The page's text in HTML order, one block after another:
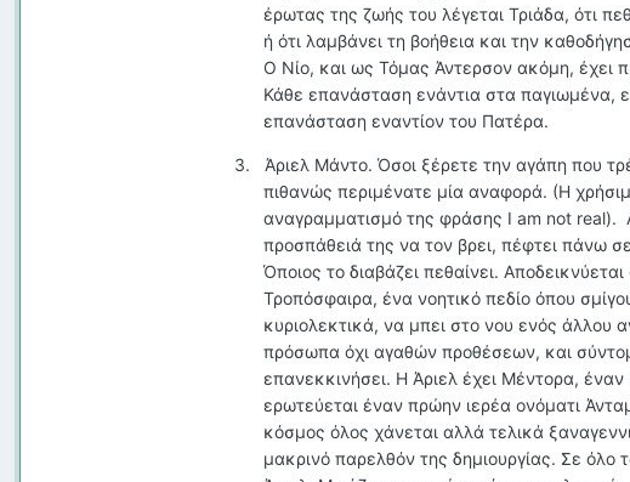
έρωτας της ζωής του λέγεται Τριάδα, ότι
ή ότι λαμβάνει τη βοήθεια και την
Ο Νίο, και ως Τόμας Άντερσον ακόμη, έχει
Κάθε επανάσταση ενάντια στα παγιωμένα,
επανάσταση εναντίον του Πατέρα.
3. Άριελ Μάντο. Όσοι ξέρετε την αγάπη που
πιθανώς περιμένατε μία αναφορά. (Η
αναγραμματισμό της φράσης I am not real).
προσπάθειά της να τον βρει, πέφτει πάνω
Όποιος το διαβάζει πεθαίνει.
Τροπόσφαιρα, ένα νοητικό πεδίο όπου
κυριολεκτικά, να μπει στο νου ενός άλλου
πρόσωπα όχι αγαθών προθέσεων, και
επανεκκινήσει. Η Άριελ έχει Μέντορα,
ερωτεύεται έναν πρώην ιερέα ονόματι
κόσμος όλος χάνεται αλλά τελικά
μακρινό παρελθόν της δημιουργίας. Σε όλο